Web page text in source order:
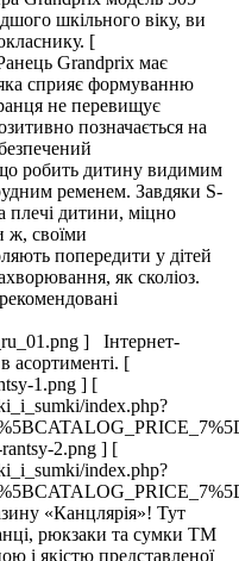
шкільного віку, ви
[
Grandprix має
сприяє формуванню
не перевищує
позначається на
робить дитину видимим
ременем. Завдяки S-
плечі дитини, міцно
ж, своїми
попередити у дітей
як сколіоз.
] Інтернет-
асортименті. [
1.png ] [
index.php?
2.png ] [
index.php?
«Канцлярія»! Тут
рюкзаки та сумки ТМ
і якістю представленої